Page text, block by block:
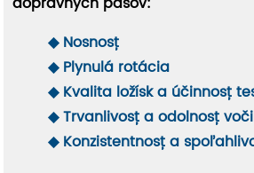
◆ Nosnosť
◆ Plynulá rotácia
◆ Kvalita ložísk a účinnosť
◆ Trvanlivosť a odolnosť
◆ Konzistentnosť a